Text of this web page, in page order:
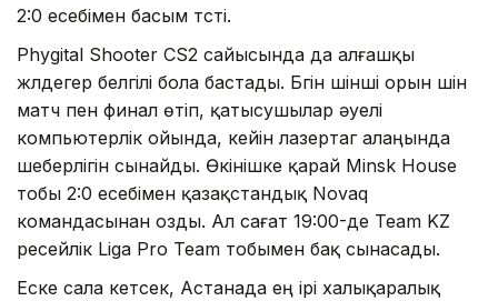
2:0 есебімен басым түсті.
Phygital Shooter CS2 сайысында да алғашқы
жүлдегер белгілі бола бастады. Бүгін үшінші орын үшін
матч пен финал өтіп, қатысушылар әуелі
компьютерлік ойында, кейін лазертаг алаңында
шеберлігін сынайды. Өкінішке қарай Minsk House
тобы 2:0 есебімен қазақстандық Novaq
командасынан озды. Ал сағат 19:00-де Team KZ
ресейлік Liga Pro Team тобымен бақ сынасады.
Еске сала кетсек, Астанада ең ірі халықаралық